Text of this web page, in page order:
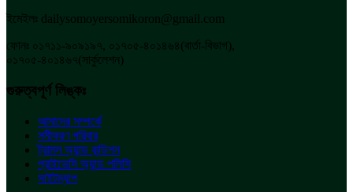
ইমেইলঃ dailysomoyersomikoron@gmail.com
ফোনঃ ০১৭১১-৯০৯১৯৭, ০১৭০৫-৪০১৪৬৪(বার্তা-বিভাগ),
০১৭০৫-৪০১৪৬৭(সার্কুলেশন)
গুরুত্বপূর্ণ লিঙ্কঃ
আমাদের সম্পর্কে
সমীকরণ পরিবার
ট্রামস অ্যান্ড কন্ডিশন
প্রাইভেসি অ্যান্ড পলিসি
সাইটম্যাপ